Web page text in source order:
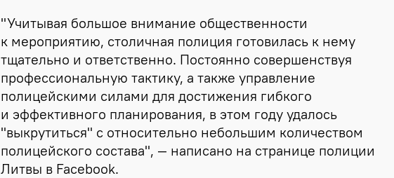
"Учитывая большое внимание общественности
к мероприятию, столичная полиция готовилась к нему
тщательно и ответственно. Постоянно совершенствуя
профессиональную тактику, а также управление
полицейскими силами для достижения гибкого
и эффективного планирования, в этом году удалось
"выкрутиться" с относительно небольшим количеством
полицейского состава", — написано на странице полиции
Литвы в Facebook.